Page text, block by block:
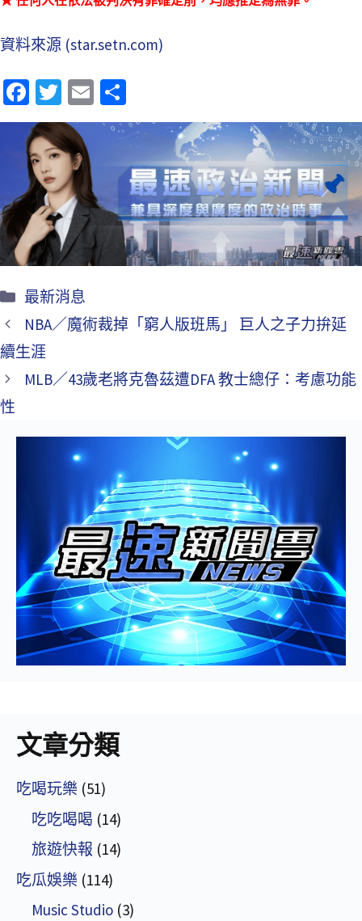
資料來源 (star.setn.com)
Fa
ce
b
o
o
k
T
wi
tt
er
E
m 享
最新消息
NBA／魔術裁掉「窮人版班馬」 巨人之子力拚延
續生涯
MLB／43歲老將克魯茲遭DFA 教士總仔：考慮功能
性
文章分類
吃喝玩樂 (51)
吃吃喝喝 (14)
旅遊快報 (14)
吃瓜娛樂 (114)
Music Studio (3)